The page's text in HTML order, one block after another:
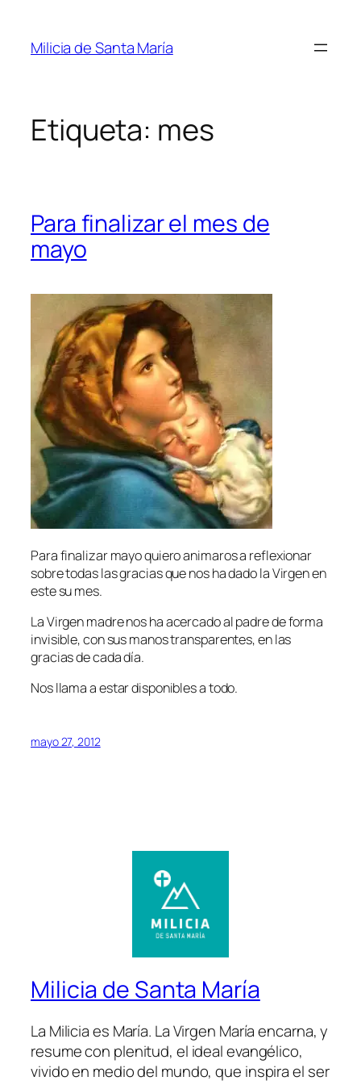
contenido
Milicia de Santa María
Etiqueta: mes
Para finalizar el mes de
mayo
Para finalizar mayo quiero animaros a reflexionar
sobre todas las gracias que nos ha dado la Virgen en
este su mes.
La Virgen madre nos ha acercado al padre de forma
invisible, con sus manos transparentes, en las
gracias de cada día.
Nos llama a estar disponibles a todo.
mayo 27, 2012
Milicia de Santa María
La Milicia es María. La Virgen María encarna, y
resume con plenitud, el ideal evangélico,
vivido en medio del mundo, que inspira el ser